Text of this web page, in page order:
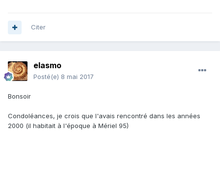
Citer
elasmo
Posté(e) 8 mai 2017
Bonsoir
Condoléances, je crois que l'avais rencontré dans les années
2000 (il habitait à l'époque à Mériel 95)